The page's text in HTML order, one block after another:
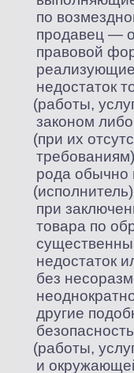
по
продавец —
правовой
недостаток
(работы,
законом
(при их
рода обычно
(
при
товара по
недостаток
без
другие
(работы,
и